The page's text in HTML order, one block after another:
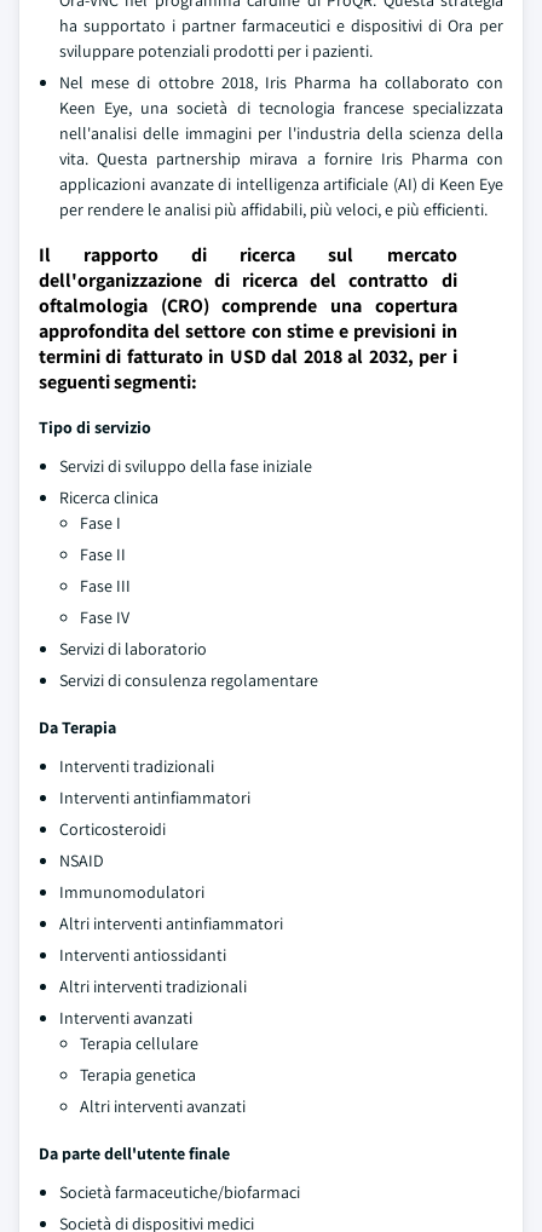
ha supportato i partner farmaceutici e dispositivi di Ora per
sviluppare potenziali prodotti per i pazienti.
Nel mese di ottobre 2018, Iris Pharma ha collaborato con
Keen Eye, una società di tecnologia francese specializzata
nell'analisi delle immagini per l'industria della scienza della
vita. Questa partnership mirava a fornire Iris Pharma con
applicazioni avanzate di intelligenza artificiale (AI) di Keen Eye
per rendere le analisi più affidabili, più veloci, e più efficienti.
Il rapporto di ricerca sul mercato
dell'organizzazione di ricerca del contratto di
oftalmologia (CRO) comprende una copertura
approfondita del settore con stime e previsioni in
termini di fatturato in USD dal 2018 al 2032, per i
seguenti segmenti:
Tipo di servizio
Servizi di sviluppo della fase iniziale
Ricerca clinica
Fase I
Fase II
Fase III
Fase IV
Servizi di laboratorio
Servizi di consulenza regolamentare
Da Terapia
Interventi tradizionali
Interventi antinfiammatori
Corticosteroidi
NSAID
Immunomodulatori
Altri interventi antinfiammatori
Interventi antiossidanti
Altri interventi tradizionali
Interventi avanzati
Terapia cellulare
Terapia genetica
Altri interventi avanzati
Da parte dell'utente finale
Società farmaceutiche/biofarmaci
Società di dispositivi medici